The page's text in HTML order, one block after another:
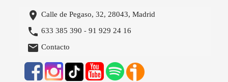
 Calle de Pegaso, 32, 28043, Madrid
 633 385 390 -91 929 24 16
 Contacto